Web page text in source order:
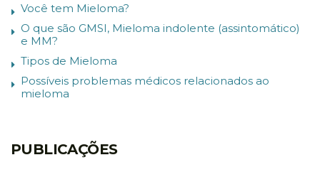
Você tem Mieloma?
O que são GMSI, Mieloma indolente (assintomático)
e MM?
Tipos de Mieloma
Possíveis problemas médicos relacionados ao
mieloma
PUBLICAÇÕES